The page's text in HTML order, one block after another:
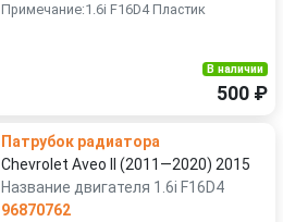
Примечание:1.6i F16D4 Пластик
В наличии
500 ₽
Патрубок радиатора
Chevrolet Aveo II (2011—2020) 2015
Название двигателя 1.6i F16D4
96870762